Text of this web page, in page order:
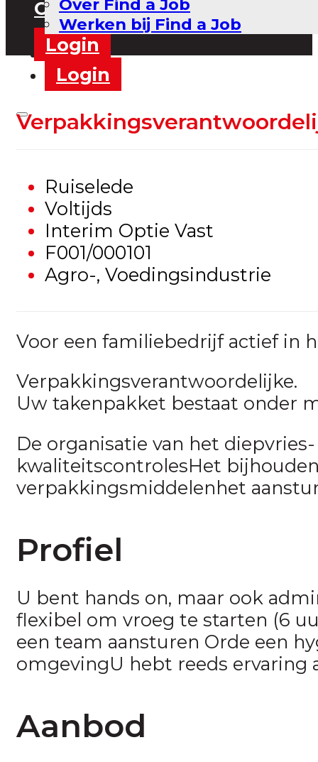
Over Find a Job
Werken bij Find a Job
Contact
Login
Contact
Login
Ruiselede
Voltijds
Interim Optie Vast
F001/000101
Agro-, Voedingsindustrie
Voor een familiebedrijf actief in
Verpakkingsverantwoordelijke.
Uw takenpakket bestaat onder
De organisatie van het
kwaliteitscontrolesHet
verpakkingsmiddelenhet
Profiel
U bent hands on, maar ook
flexibel om vroeg te starten (6
een team aansturen Orde een
omgevingU hebt reeds
Aanbod